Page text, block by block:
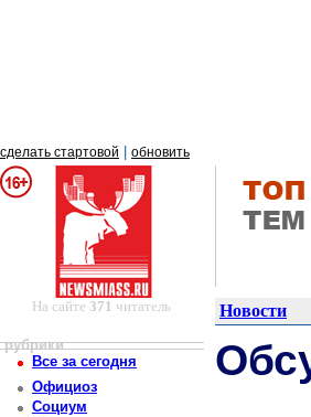
сделать стартовой обновить
На сайте371 читатель Новости
рубрики
Все за сегодня
Официоз
Социум